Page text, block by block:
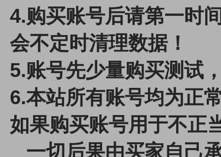
4.购买账号后请第一时
会不定时清理数据！
5.账号先少量购买测试
6.本站所有账号均为正
如果购买账号用于不正
一切后果由买家自己